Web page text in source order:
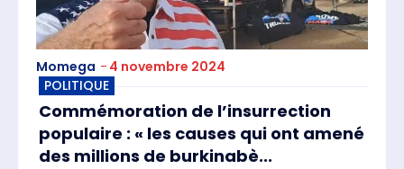
Momega - 4 novembre 2024
POLITIQUE
Commémoration de l’insurrection
populaire : « les causes qui ont amené
des millions de burkinabè...